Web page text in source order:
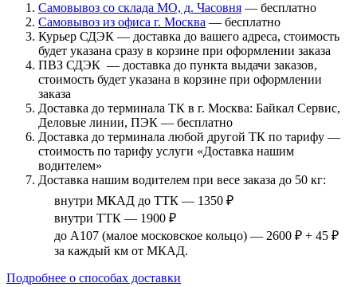
Самовывоз со склада МО, д. Часовня — бесплатно
Самовывоз из офиса г. Москва — бесплатно
Курьер СДЭК — доставка до вашего адреса, стоимость
будет указана сразу в корзине при оформлении заказа
ПВЗ СДЭК — доставка до пункта выдачи заказов,
стоимость будет указана в корзине при оформлении
заказа
Доставка до терминала ТК в г. Москва: Байкал Сервис,
Деловые линии, ПЭК — бесплатно
Доставка до терминала любой другой ТК по тарифу —
стоимость по тарифу услуги «Доставка нашим
водителем»
Доставка нашим водителем при весе заказа до 50 кг:
внутри МКАД до ТТК — 1350 ₽
внутри ТТК — 1900 ₽
до А107 (малое московское кольцо) — 2600 ₽ + 45 ₽
за каждый км от МКАД.
Подробнее о способах доставки